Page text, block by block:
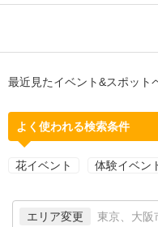
最近見たイベント&スポット
よく使われる検索条件
花イベント 体験イベン
エリア変更 東京、大阪